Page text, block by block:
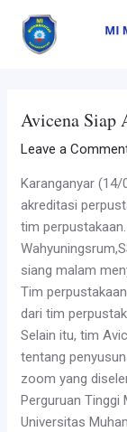
content
Avicena Siap
Leave a
Karanganyar (14/
akreditasi
tim
siang malam
Tim
dari tim
Selain itu, tim
tentang
zoom yang
Perguruan Tinggi
Universitas
navigation